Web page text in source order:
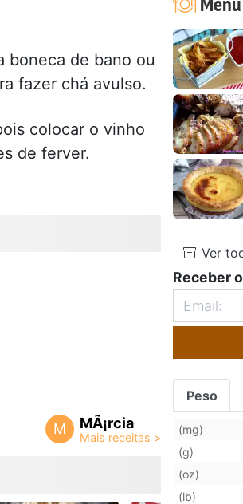
boneca de bano ou
fazer chá avulso.
colocar o vinho
de ferver.
M MÃ¡rcia
Ver
Receber
Peso
(mg)
(g)
(oz)
(lb)